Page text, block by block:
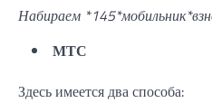
Набираем
МТС
Здесь имеется два способа: